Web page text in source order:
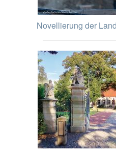
Novellierung der